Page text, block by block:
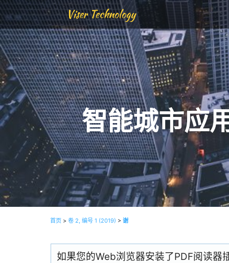
Viser Technology
智能城市应
首页 > 卷 2, 编号 1 (2019) > 谢
如果您的Web浏览器安装了PDF阅读器